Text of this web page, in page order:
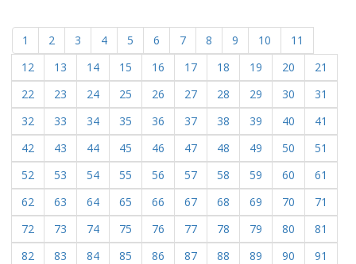
1 2 3 4 5 6 7 8 9 10
11
12
13 14 15 16 17 18 19 20
21
22
23 24 25 26 27 28 29 30
31
32
33 34 35 36 37 38 39 40
41
42
43 44 45 46 47 48 49 50
51
52
53 54 55 56 57 58 59 60
61
62
63 64 65 66 67 68 69 70
71
72
73 74 75 76 77 78 79 80
81
82
83 84 85 86 87 88 89 90
91